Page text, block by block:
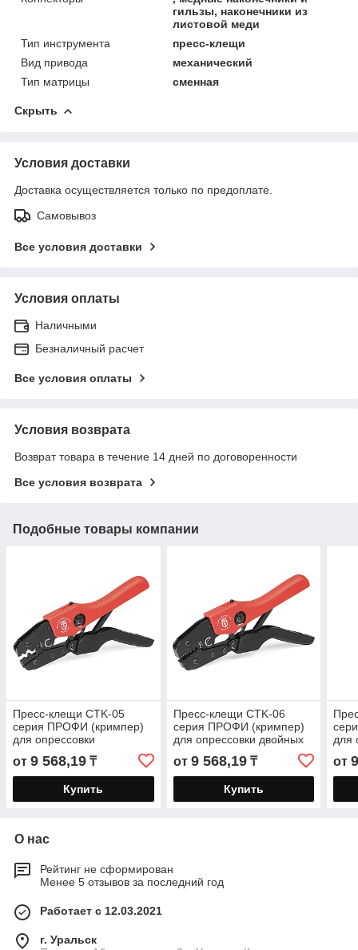
гильзы, наконечники из
листовой меди
Тип инструмента
пресс-клещи
Вид привода
механический
Тип матрицы
сменная
Скрыть
Условия доставки
Доставка осуществляется только по предоплате.
Самовывоз
Все условия доставки
Условия оплаты
Наличными
Безналичный расчет
Все условия оплаты
Условия возврата
Возврат товара в течение 14 дней по договоренности
Все условия возврата
Подобные товары компании
Пресс-клещи CTK-05
серия ПРОФИ (кримпер)
для опрессовки
неизолированных медных
наконечников и гильз
от 9 568,19 ₸
Купить
Пресс-клещи CTK-06
серия ПРОФИ (кримпер)
для опрессовки двойных
втулочных наконечников
от 9 568,19₸
Купить
для
от
О нас
Рейтинг не сформирован
Менее 5 отзывов за последний год
Работает с 12.03.2021
г. Уральск